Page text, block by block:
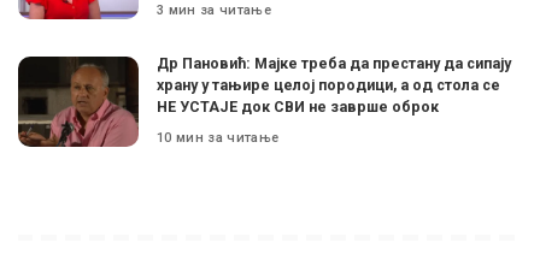
3 мин за читање
Др Пановић: Мајке треба да престану да сипају
храну у тањире целој породици, а од стола се
НЕ УСТАЈЕ док СВИ не заврше оброк
10 мин за читање